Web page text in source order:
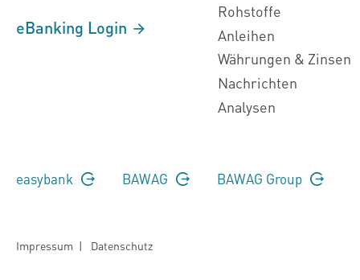
eBanking Login
Rohstoffe
Anleihen
Währungen & Zinsen
Nachrichten
Analysen
easybank BAWAG BAWAG Group
Impressum | Datenschutz